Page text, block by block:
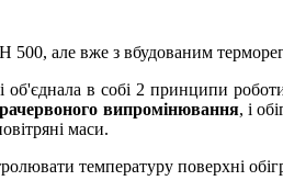
але вже з вбудованим
об'єднала в собі 2 принципи
випромінювання, і
маси.
температуру поверхні